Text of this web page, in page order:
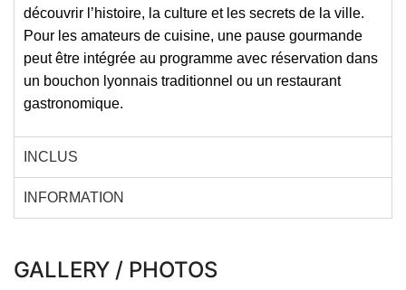
découvrir l’histoire, la culture et les secrets de la ville.
Pour les amateurs de cuisine, une pause gourmande
peut être intégrée au programme avec réservation dans
un bouchon lyonnais traditionnel ou un restaurant
gastronomique.
INCLUS
INFORMATION
GALLERY / PHOTOS